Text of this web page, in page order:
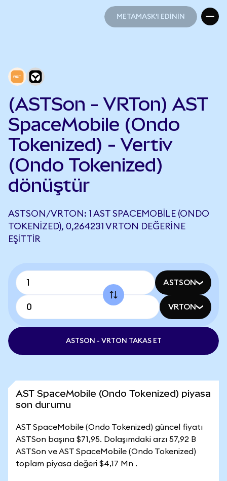
METAMASK'I EDİNİN
(ASTSon - VRTon) AST
SpaceMobile (Ondo
Tokenized) - Vertiv
(Ondo Tokenized)
dönüştür
ASTSON/VRTON: 1 AST SPACEMOBILE (ONDO
TOKENIZED), 0,264231 VRTON DEĞERINE
EŞITTIR
ASTSON
VRTON
ASTSON - VRTON TAKAS ET
AST SpaceMobile (Ondo Tokenized) piyasa
son durumu
AST SpaceMobile (Ondo Tokenized) güncel fiyatı
ASTSon başına $71,95. Dolaşımdaki arzı 57,92 B
ASTSon ve AST SpaceMobile (Ondo Tokenized)
toplam piyasa değeri $4,17 Mn .